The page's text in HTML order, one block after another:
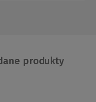
produkty